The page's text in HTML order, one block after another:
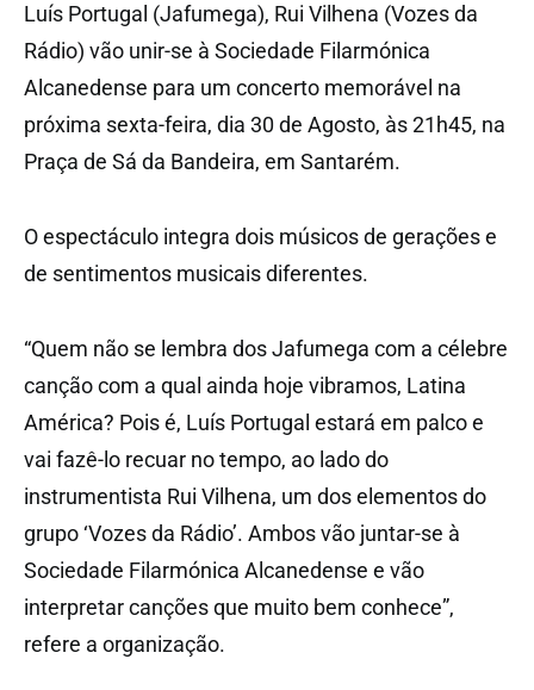
Luís Portugal (Jafumega), Rui Vilhena (Vozes da
Rádio) vão unir-se à Sociedade Filarmónica
Alcanedense para um concerto memorável na
próxima sexta-feira, dia 30 de Agosto, às 21h45, na
Praça de Sá da Bandeira, em Santarém.
O espectáculo integra dois músicos de gerações e
de sentimentos musicais diferentes.
“Quem não se lembra dos Jafumega com a célebre
canção com a qual ainda hoje vibramos, Latina
América? Pois é, Luís Portugal estará em palco e
vai fazê-lo recuar no tempo, ao lado do
instrumentista Rui Vilhena, um dos elementos do
grupo ‘Vozes da Rádio’. Ambos vão juntar-se à
Sociedade Filarmónica Alcanedense e vão
interpretar canções que muito bem conhece”,
refere a organização.